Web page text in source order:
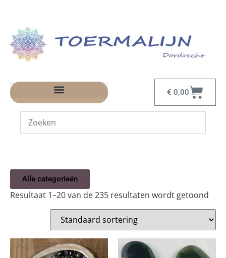
€ 0,00
Alle categorieën
Resultaat 1–20 van de 235 resultaten wordt getoond